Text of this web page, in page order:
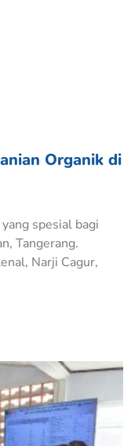
Organik di
spesial bagi
Tangerang.
Narji Cagur,